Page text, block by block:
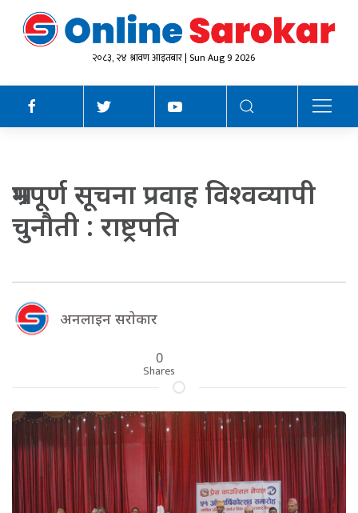
२०८३, २४ श्रावण आइतबार | Sun Aug 9 2026
भ्रमपूर्ण सूचना प्रवाह विश्वव्यापी
चुनौती : राष्ट्रपति
अनलाइन सराेकार
0
Shares